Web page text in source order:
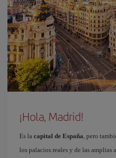
¡Hola, Madrid!
Es la capital de España, pero
los palacios reales y de las amplias